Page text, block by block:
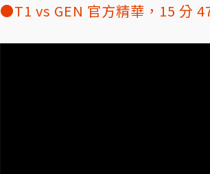
●T1 vs GEN 官方精華，15 分